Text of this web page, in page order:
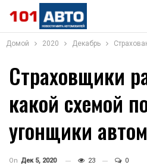
Домой 2020 Декабрь
Страховщики
какой схемой
угонщики
On Дек 5, 2020 23 0